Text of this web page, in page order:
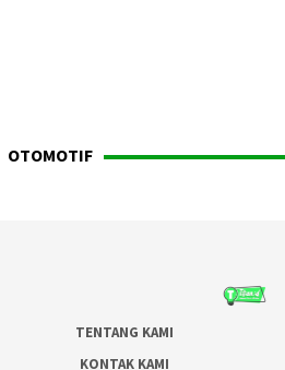
OTOMOTIF
TENTANG KAMI
KONTAK KAMI